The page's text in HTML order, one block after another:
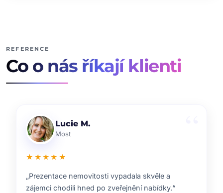
REFERENCE
Co o nás říkají klienti
Klára D.
Pardubice
★★★★★
„Rychlá reakce, dobrý marketing a férové jednání.
Přesně takhle si představuji realitní služby.“